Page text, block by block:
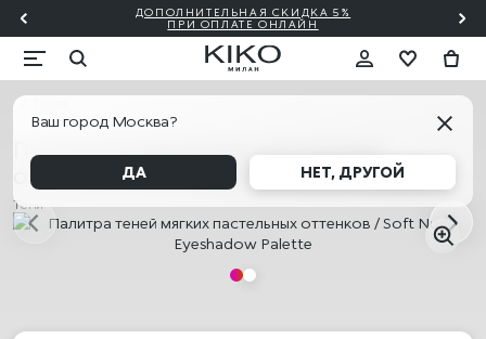
ДОПОЛНИТЕЛЬНАЯ СКИДКА 5%
ПРИ ОПЛАТЕ ОНЛАЙН
Ваш город Москва?
ДА НЕТ, ДРУГОЙ
Палитра теней мягких пастельных
оттенков / Soft Nude Eyeshadow Palette
Тени